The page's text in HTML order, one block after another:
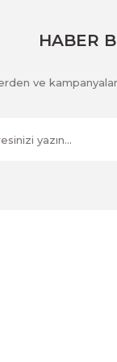
HABER
ve